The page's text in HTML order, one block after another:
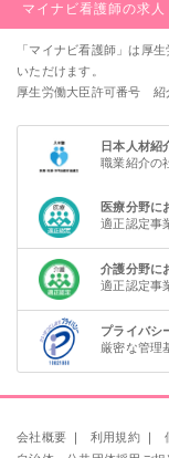
マイナビ看護師の求人
「マイナビ看護師」は厚
いただけます。
厚生労働大臣許可番号 紹
日本人材紹
職業紹介の
医療分野に
適正認定事
介護分野に
適正認定事
プライバシ
厳密な管理
会社概要 ｜ 利用規約 ｜